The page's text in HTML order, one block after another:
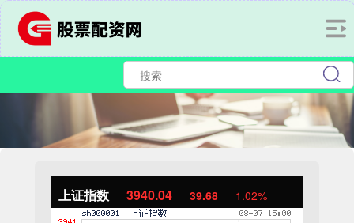
上证指数 3940.04 39.68 1.02%